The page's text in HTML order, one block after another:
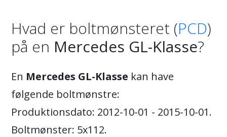
Hvad er boltmønsteret (PCD)
på en Mercedes GL-Klasse?
En Mercedes GL-Klasse kan have
følgende boltmønstre:
Produktionsdato: 2012-10-01 - 2015-10-01.
Boltmønster: 5x112.